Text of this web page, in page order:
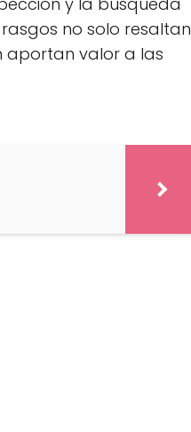
no solo resaltan
aportan valor a las